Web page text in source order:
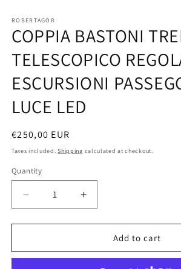
ROBERTAGOR
COPPIA BASTONI
TELESCOPICO
ESCURSIONI
LUCE LED
Regular
price
€250,00 EUR
Taxes included.Shipping calculated at checkout.
Quantity
Quantity
Decrease
quantity
for
BASTONI
Increase
quantity
for
COPPIA
BASTONI
Add to cart